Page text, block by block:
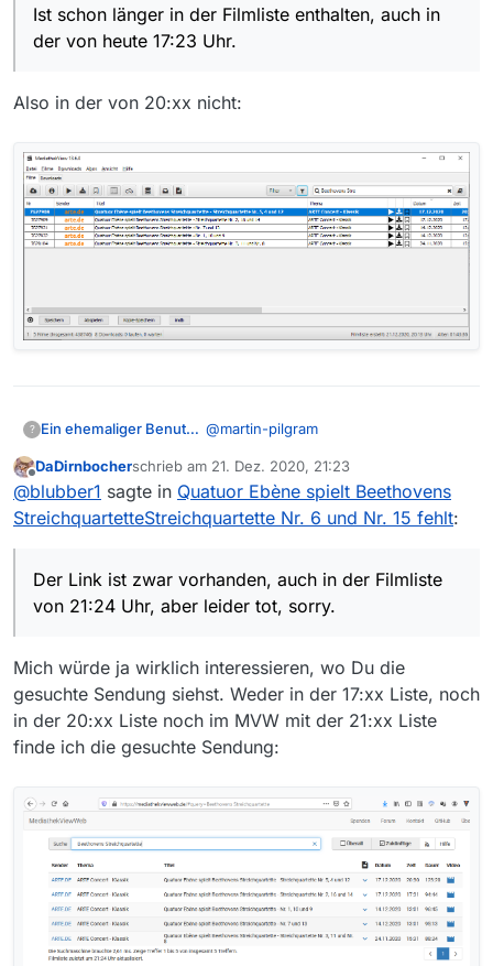
Beethovens Streichquartette” im
Suchfeld
der Filmliste von 21:24 Uhr, aber leider
tot, sorry.
Versuch’s mal mit Alternativen, z. B.
Ist schon länger in der Filmliste enthalten, auch in
der von heute 17:23 Uhr.
Also in der von 20:xx nicht:
? Ein ehemaliger Benutzer @martin-pilgram
Ist schon länger in der Filmliste
enthalten, auch in der von heute 17:23
Uhr.
Überprüfe bitte deine
Filtereinstellungen.
Beethovens Streichquartette” im
Suchfeld
der Filmliste von 21:24 Uhr, aber leider
tot, sorry.
Versuch’s mal mit Alternativen, z. B.
Offline
DaDirnbocherschrieb am 21. Dez. 2020, 21:23
zuletzt editiert von
@blubber1 sagte in Quatuor Ebène spielt Beethovens
StreichquartetteStreichquartette Nr. 6 und Nr. 15 fehlt:
Der Link ist zwar vorhanden, auch in der Filmliste
von 21:24 Uhr, aber leider tot, sorry.
Mich würde ja wirklich interessieren, wo Du die
gesuchte Sendung siehst. Weder in der 17:xx Liste, noch
in der 20:xx Liste noch im MVW mit der 21:xx Liste
finde ich die gesuchte Sendung: